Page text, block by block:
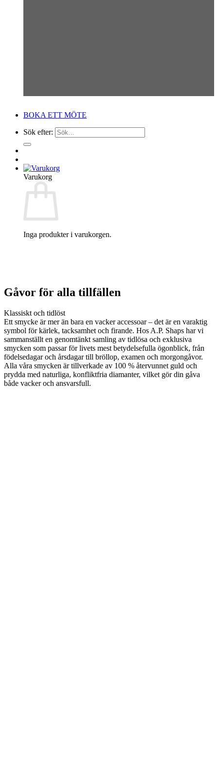
BOKA ETT MÖTE
Sök efter:
Varukorg
Inga produkter i varukorgen.
Gåvor för alla tillfällen
Klassiskt och tidlöst
Ett smycke är mer än bara en vacker accessoar – det är en varaktig
symbol för kärlek, tacksamhet och firande. Hos A.P. Shaps har vi
sammanställt en genomtänkt samling av tidlösa och exklusiva
smycken som passar för livets mest betydelsefulla ögonblick, från
födelsedagar och årsdagar till bröllop, examen och morgongåvor.
Alla våra smycken är tillverkade av 100 % återvunnet guld och
prydda med naturliga, konfliktfria diamanter, vilket gör din gåva
både vacker och ansvarsfull.